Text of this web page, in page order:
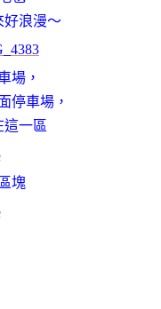
好浪漫～
場，
停車場，
一區
塊